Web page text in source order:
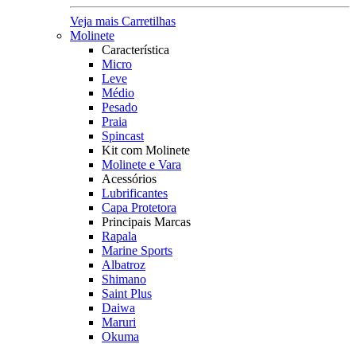
Veja mais Carretilhas
Molinete
Característica
Micro
Leve
Médio
Pesado
Praia
Spincast
Kit com Molinete
Molinete e Vara
Acessórios
Lubrificantes
Capa Protetora
Principais Marcas
Rapala
Marine Sports
Albatroz
Shimano
Saint Plus
Daiwa
Maruri
Okuma